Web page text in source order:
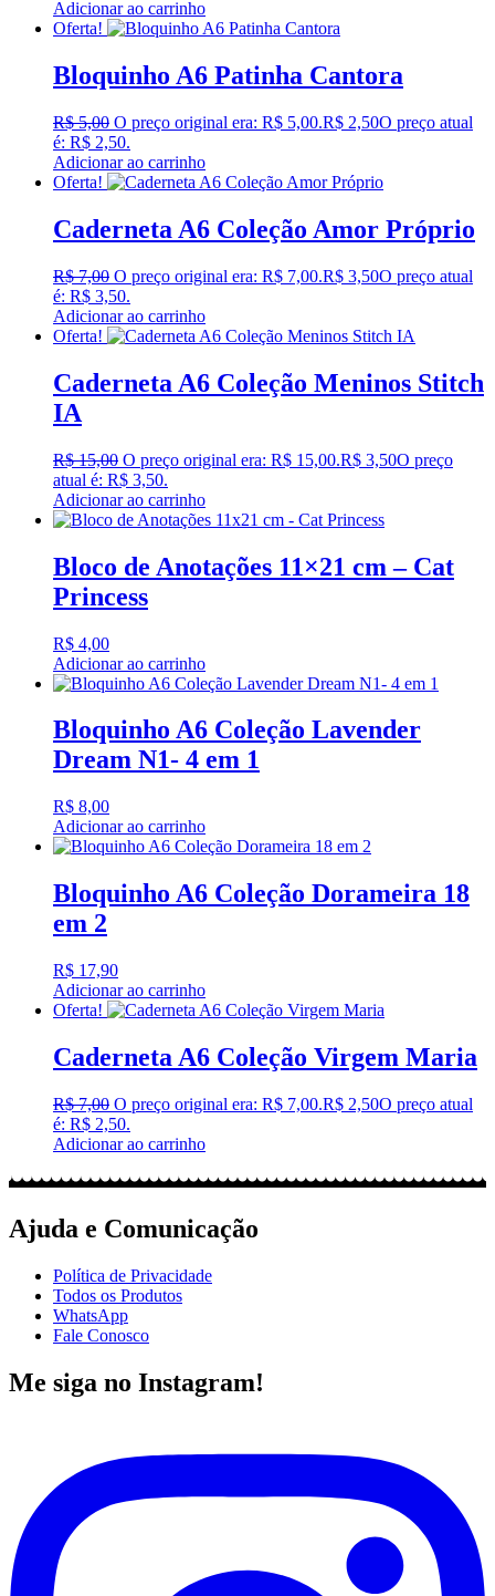
Adicionar ao carrinho
Oferta!
Bloquinho A6 Patinha Cantora
R$5,00 O preço original era: R$ 5,00.R$ 2,50O preço atual
é: R$ 2,50.
Adicionar ao carrinho
Oferta!
Caderneta A6 Coleção Amor Próprio
R$7,00 O preço original era: R$ 7,00.R$ 3,50O preço atual
é: R$ 3,50.
Adicionar ao carrinho
Oferta!
Caderneta A6 Coleção Meninos Stitch
IA
R$15,00 O preço original era: R$ 15,00.R$ 3,50O preço
atual é: R$ 3,50.
Adicionar ao carrinho
Bloco de Anotações 11×21 cm – Cat
Princess
R$ 4,00
Adicionar ao carrinho
Bloquinho A6 Coleção Lavender
Dream N1- 4 em 1
R$ 8,00
Adicionar ao carrinho
Bloquinho A6 Coleção Dorameira 18
em 2
R$ 17,90
Adicionar ao carrinho
Oferta!
Caderneta A6 Coleção Virgem Maria
R$7,00 O preço original era: R$ 7,00.R$ 2,50O preço atual
é: R$ 2,50.
Adicionar ao carrinho
Ajuda e Comunicação
Política de Privacidade
Todos os Produtos
WhatsApp
Fale Conosco
Me siga no Instagram!